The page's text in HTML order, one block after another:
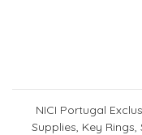
NICI Portugal
Supplies, Key